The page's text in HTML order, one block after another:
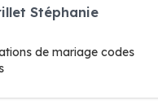
Stéphanie
de mariage codes